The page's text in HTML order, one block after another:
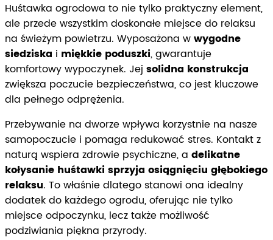
Huśtawka ogrodowa to nie tylko praktyczny element,
ale przede wszystkim doskonałe miejsce do relaksu
na świeżym powietrzu. Wyposażona wwygodne
siedziska i miękkie poduszki, gwarantuje
komfortowy wypoczynek. Jej solidna konstrukcja
zwiększa poczucie bezpieczeństwa, co jest kluczowe
dla pełnego odprężenia.
Przebywanie na dworze wpływa korzystnie na nasze
samopoczucie i pomaga redukować stres. Kontakt z
naturą wspiera zdrowie psychiczne, a delikatne
kołysanie huśtawki sprzyja osiągnięciu głębokiego
relaksu. To właśnie dlatego stanowi ona idealny
dodatek do każdego ogrodu, oferując nie tylko
miejsce odpoczynku, lecz także możliwość
podziwiania piękna przyrody.